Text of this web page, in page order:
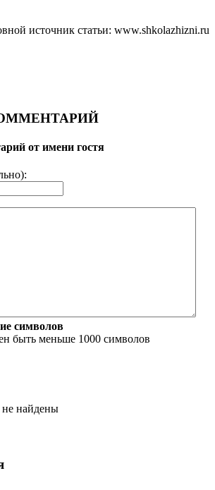
источник статьи: www.shkolazhizni.ru
от имени гостя
символов
быть меньше 1000 символов
найдены